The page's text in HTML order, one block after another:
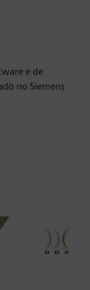
e de
no Siemens